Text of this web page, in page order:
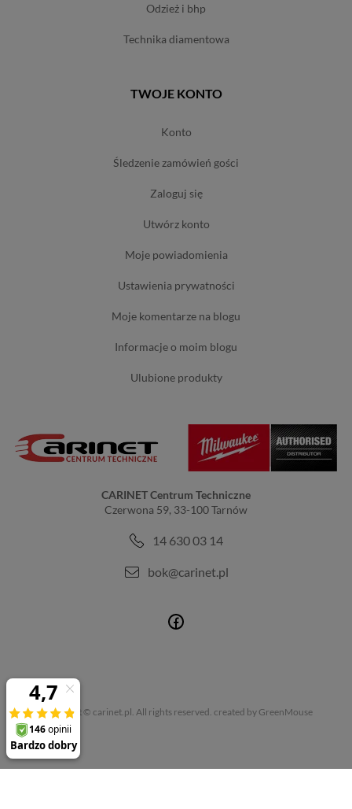
odzież i bhp
technika diamentowa
TWOJE KONTO
konto
śledzenie zamówień gości
zaloguj się
utwórz konto
moje powiadomienia
ustawienia prywatności
moje komentarze na blogu
informacje o moim blogu
ulubione produkty
CARINET Centrum Techniczne
Czerwona 59, 33-100 Tarnów
14 630 03 14
bok@carinet.pl
Copyright © carinet.pl. All rights reserved. created by GreenMouse